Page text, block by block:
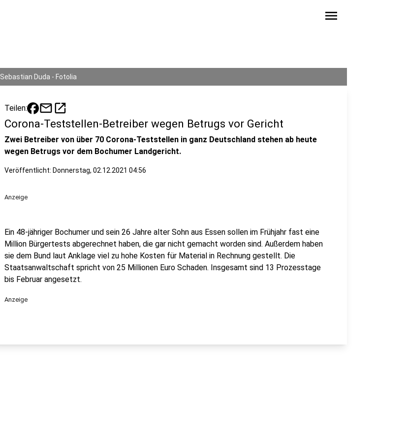
menu
Sebastian Duda - Fotolia
Teilen: mailopen_in_new
Corona-Teststellen-Betreiber wegen Betrugs vor Gericht
Zwei Betreiber von über 70 Corona-Teststellen in ganz Deutschland stehen ab heute
wegen Betrugs vor dem Bochumer Landgericht.
Veröffentlicht: Donnerstag, 02.12.2021 04:56
Anzeige
Ein 48-jähriger Bochumer und sein 26 Jahre alter Sohn aus Essen sollen im Frühjahr fast eine
Million Bürgertests abgerechnet haben, die gar nicht gemacht worden sind. Außerdem haben
sie dem Bund laut Anklage viel zu hohe Kosten für Material in Rechnung gestellt. Die
Staatsanwaltschaft spricht von 25 Millionen Euro Schaden. Insgesamt sind 13 Prozesstage
bis Februar angesetzt.
Anzeige